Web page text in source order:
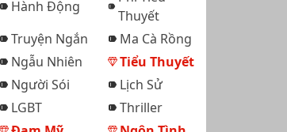
Hành Động
Thuyết
Truyện Ngắn
Ma Cà Rồng
Ngẫu Nhiên
Tiểu Thuyết
Người Sói
Lịch Sử
LGBT
Thriller